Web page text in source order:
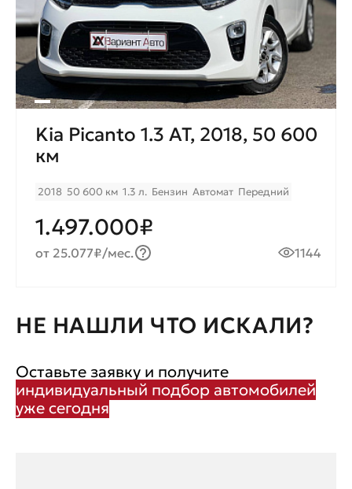
Kia Picanto 1.3 AT, 2018, 50 600
км
2018 50 600 км 1.3 л. Бензин Автомат Передний
1.497.000₽
от 25.077₽/мес. 1144
НЕ НАШЛИ ЧТО ИСКАЛИ?
Оставьте заявку и получите
индивидуальный подбор автомобилей
уже сегодня